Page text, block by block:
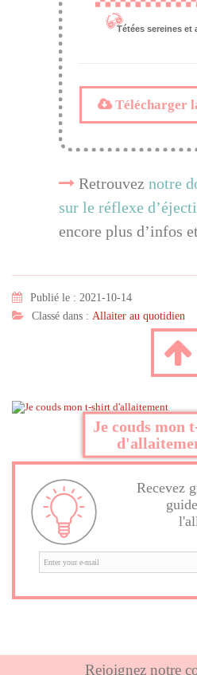
Télécharger
Retrouvez notre
sur le réflexe
encore plus d’infos
Publié le : 2021-10-14
Classé dans : Allaiter au quotidien
Je couds mon
Recevez
Rejoignez notre